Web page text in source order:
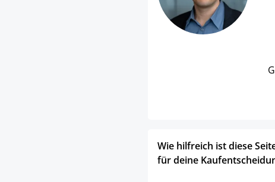
Wie hilfreich ist diese
für deine